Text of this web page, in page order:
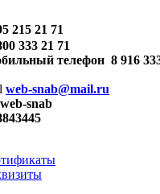
215 21 71
333 21 71
8 916
web-snab@mail.ru
web-snab